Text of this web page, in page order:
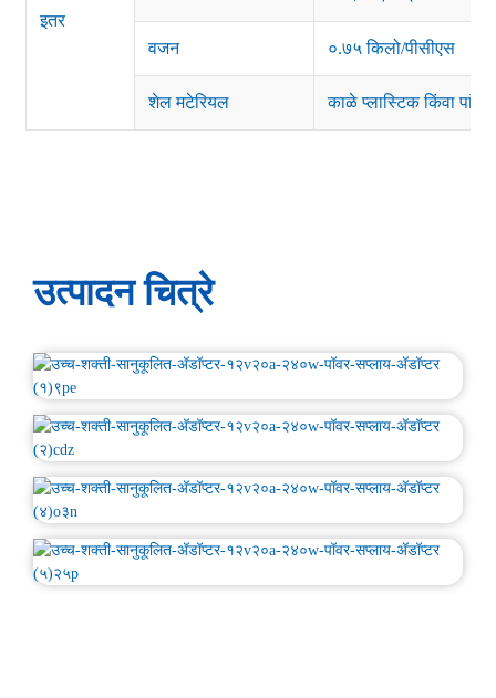
इतर
वजन ०.७५ किलो/पीसीएस
शेल मटेरियल काळे प्लास्टिक किंवा पांढरे
उत्पादन चित्रे